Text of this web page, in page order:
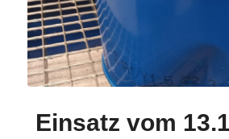
Einsatz vom